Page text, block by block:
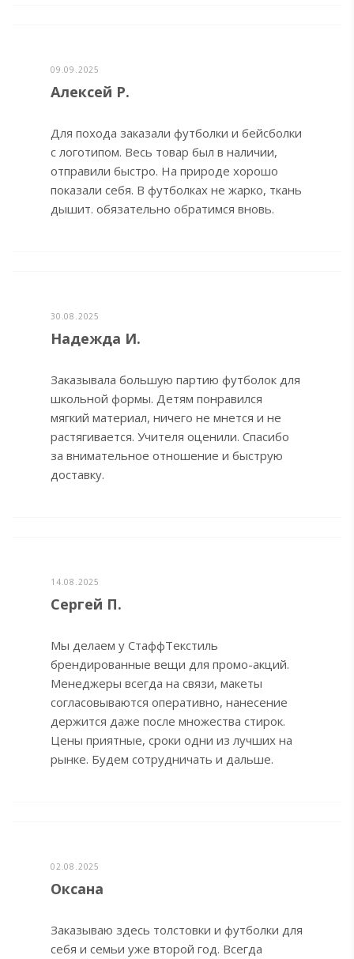
09.09.2025
Алексей Р.
Для похода заказали футболки и бейсболки
с логотипом. Весь товар был в наличии,
отправили быстро. На природе хорошо
показали себя. В футболках не жарко, ткань
дышит. обязательно обратимся вновь.
30.08.2025
Надежда И.
Заказывала большую партию футболок для
школьной формы. Детям понравился
мягкий материал, ничего не мнется и не
растягивается. Учителя оценили. Спасибо
за внимательное отношение и быструю
доставку.
14.08.2025
Сергей П.
Мы делаем у СтаффТекстиль
брендированные вещи для промо-акций.
Менеджеры всегда на связи, макеты
согласовываются оперативно, нанесение
держится даже после множества стирок.
Цены приятные, сроки одни из лучших на
рынке. Будем сотрудничать и дальше.
02.08.2025
Оксана
Заказываю здесь толстовки и футболки для
себя и семьи уже второй год. Всегда